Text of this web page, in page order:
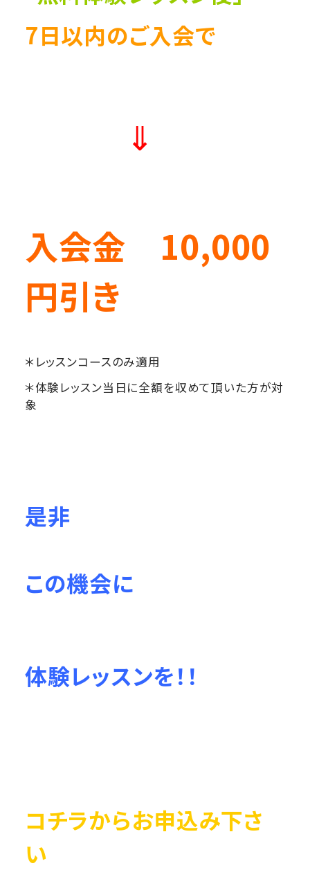
7日以内のご入会で
⇓
入会金 10,000
円引き
＊レッスンコースのみ適用
＊体験レッスン当日に全額を収めて頂いた方が対
象
是非
この機会に
体験レッスンを！！
コチラからお申込み下さ
い